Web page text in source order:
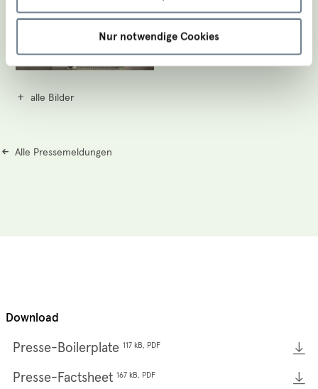
Nur notwendige Cookies
alle Bilder
Alle Pressemeldungen
Download
Presse-Boilerplate 117 kB, PDF
Presse-Factsheet 167 kB, PDF